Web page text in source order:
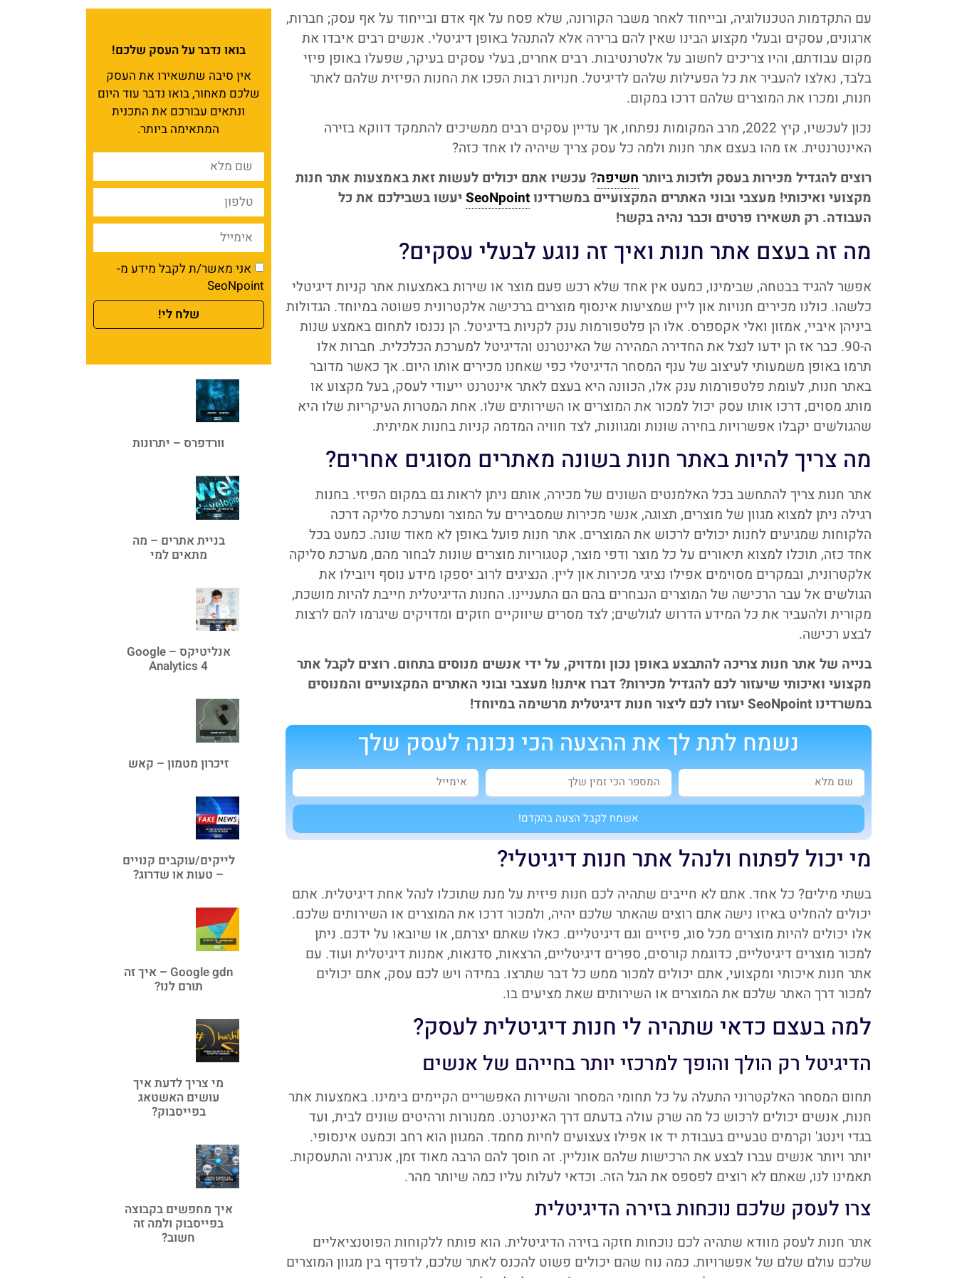
עם התקדמות הטכנולוגיה, ובייחוד לאחר משבר הקורונה, שלא פסח על אף אדם ובייחוד על אף עסק; חברות,
ארגונים, עסקים ובעלי מקצוע הבינו שאין להם ברירה אלא להתנהל באופן דיגיטלי. אנשים רבים איבדו את
מקום עבודתם, והיו צריכים לחשוב על אלטרנטיבות. רבים אחרים, בעלי עסקים בעיקר, שפעלו באופן פיזי
בלבד, נאלצו להעביר את כל הפעילות שלהם לדיגיטל. חנויות רבות הפכו את החנות הפיזית שלהם לאתר
חנות, ומכרו את המוצרים שלהם דרכו במקום.
נכון לעכשיו, קיץ 2022, מרב המקומות נפתחו, אך עדיין עסקים רבים ממשיכים להתמקד דווקא בזירה
האינטרנטית. אז מהו בעצם אתר חנות ולמה כל עסק צריך שיהיה לו אחד כזה?
רוצים להגדיל מכירות בעסק ולזכות ביותר חשיפה? עכשיו אתם יכולים לעשות זאת באמצעות אתר חנות
מקצועי ואיכותי! מעצבי ובוני האתרים המקצועיים במשרדינוSeoNpoint יעשו בשבילכם את כל
העבודה. רק תשאירו פרטים וכבר נהיה בקשר!
מה זה בעצם אתר חנות ואיך זה נוגע לבעלי עסקים?
אפשר להגיד בבטחה, שבימינו, כמעט אין אחד שלא רכש פעם מוצר או שירות באמצעות אתר קניות דיגיטלי
כלשהו. כולנו מכירים חנויות און ליין שמציעות אינסוף מוצרים ברכישה אלקטרונית פשוטה במיוחד. הגדולות
ביניהן איביי, אמזון ואלי אקספרס. אלו הן פלטפורמות ענק לקניות בדיגיטל. הן נכנסו לתחום באמצע שנות
ה-90. כבר אז הן ידעו לנצל את החדירה המהירה של האינטרנט והדיגיטל למערכת הכלכלית. חברות אלו
תרמו באופן משמעותי לעיצוב של ענף המסחר הדיגיטלי כפי שאחנו מכירים אותו היום. אך כאשר מדובר
באתר חנות, לעומת פלטפורמות ענק אלו, הכוונה היא בעצם לאתר אינטרנט ייעודי לעסק, בעל מקצוע או
מותג מסוים, דרכו אותו עסק יכול למכור את המוצרים או השירותים שלו. אחת המטרות העיקריות שלו היא
שהגולשים יקבלו אפשרויות בחירה שונות ומגוונות, לצד חוויה המדמה קניות בחנות אמיתית.
מה צריך להיות באתר חנות בשונה מאתרים מסוגים אחרים?
אתר חנות צריך להתחשב בכל האלמנטים השונים של מכירה, אותם ניתן לראות גם במקום הפיזי. בחנות
רגילה ניתן למצוא מגוון של מוצרים, תצוגה, אנשי מכירות שמסבירים על המוצר ומערכת סליקה דרכה
הלקוחות שמגיעים לחנות יכולים לרכוש את המוצרים. אתר חנות פועל באופן לא מאוד שונה. כמעט בכל
אחד כזה, תוכלו למצוא תיאורים על כל מוצר ודפי מוצר, קטגוריות מוצרים שונות לבחור מהם, מערכת סליקה
אלקטרונית, ובמקרים מסוימים אפילו נציגי מכירות און ליין. הנציגים לרוב יספקו מידע נוסף ויובילו את
הגולשים אל עבר הרכישה של המוצרים הנבחרים בהם הם התעניינו. החנות הדיגיטלית חייבת להיות מושכת,
מקורית ולהעביר את כל המידע הדרוש לגולשים; לצד מסרים שיווקיים חזקים ומדויקים שיגרמו להם לרצות
לבצע רכישה.
בנייה של אתר חנות צריכה להתבצע באופן נכון ומדויק, על ידי אנשים מנוסים בתחום. רוצים לקבל אתר
מקצועי ואיכותי שיעזור לכם להגדיל מכירות? דברו איתנו! מעצבי ובוני האתרים המקצועיים והמנוסים
במשרדינו SeoNpoint יעזרו לכם ליצור חנות דיגיטלית מרשימה במיוחד!
נשמח לתת לך את ההצעה הכי נכונה לעסק שלך
אשמח לקבל הצעה בהקדם!
מי יכול לפתוח ולנהל אתר חנות דיגיטלי?
בשתי מילים? כל אחד. אתם לא חייבים שתהיה לכם חנות פיזית על מנת שתוכלו לנהל אחת דיגיטלית. אתם
יכולים להחליט באיזו נישה אתם רוצים שהאתר שלכם יהיה, ולמכור דרכו את המוצרים או השירותים שלכם.
אלו יכולים להיות מוצרים מכל סוג, פיזיים וגם דיגיטליים. כאלו שאתם יצרתם, או שיובאו על ידכם. ניתן
למכור מוצרים דיגיטליים, כדוגמת קורסים, ספרים דיגיטליים, הרצאות, סדנאות, אמנות דיגיטלית ועוד. עם
אתר חנות איכותי ומקצועי, אתם יכולים למכור ממש כל דבר שתרצו. במידה ויש לכם עסק, אתם יכולים
למכור דרך האתר שלכם את המוצרים או השירותים שאת מציעים בו.
למה בעצם כדאי שתהיה לי חנות דיגיטלית לעסק?
הדיגיטל רק הולך והופך למרכזי יותר בחייהם של אנשים
תחום המסחר האלקטרוני התעלה על כל תחומי המסחר והשירות האפשריים הקיימים בימינו. באמצעות אתר
חנות, אנשים יכולים לרכוש כל מה שרק עולה בדעתם דרך האינטרנט. ממנורות ורהיטים שונים לבית, ועד
בגדי וינטג' וקרמים טבעיים בעבודת יד או אפילו צעצועים לחיות מחמד. המגוון הוא רחב וכמעט אינסופי.
יותר ויותר אנשים עברו לבצע את הרכישות שלהם אונליין. זה חוסך להם הרבה מאוד זמן, אנרגיה והתעסקות.
תאמינו לנו, שאתם לא רוצים לפספס את הגל הזה. וכדאי לעלות עליו כמה שיותר מהר.
צרו לעסק שלכם נוכחות בזירה הדיגיטלית
אתר חנות לעסק מוודא שתהיה לכם נוכחות חזקה בזירה הדיגיטלית. הוא פותח ללקוחות הפוטנציאליים
שלכם עולם שלם של אפשרויות. כמה נוח שהם יכולים פשוט להכנס לאתר שלכם, לדפדף בין מגוון המוצרים
בואו נדבר על העסק שלכם!
אין סיבה שתשאירו את העסק
שלכם מאחור, בואו נדבר עוד היום
ונתאים עבורכם את התכנית
המתאימה ביותר.
אני מאשר/ת לקבל מידע מ-
SeoNpoint
שלח לי!
וורדפרס – יתרונות
בניית אתרים – מה
מתאים למי
אנליטיקס – Google
Analytics 4
זיכרון מטמון – קאש
לייקים/עוקבים קנויים
– טעות או שדרוג?
Google gdn – איך זה
תורם לנו?
מי צריך לדעת איך
עושים האשטאג
בפייסבוק?
איך מחפשים בקבוצה
בפייסבוק ולמה זה
חשוב?